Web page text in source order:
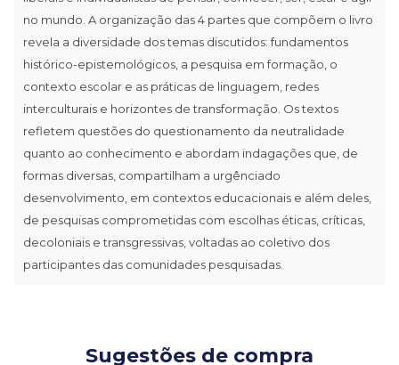
no mundo. A organização das 4 partes que compõem o livro
revela a diversidade dos temas discutidos: fundamentos
histórico-epistemológicos, a pesquisa em formação, o
contexto escolar e as práticas de linguagem, redes
interculturais e horizontes de transformação. Os textos
refletem questões do questionamento da neutralidade
quanto ao conhecimento e abordam indagações que, de
formas diversas, compartilham a urgênciado
desenvolvimento, em contextos educacionais e além deles,
de pesquisas comprometidas com escolhas éticas, críticas,
decoloniais e transgressivas, voltadas ao coletivo dos
participantes das comunidades pesquisadas.
Sugestões de compra